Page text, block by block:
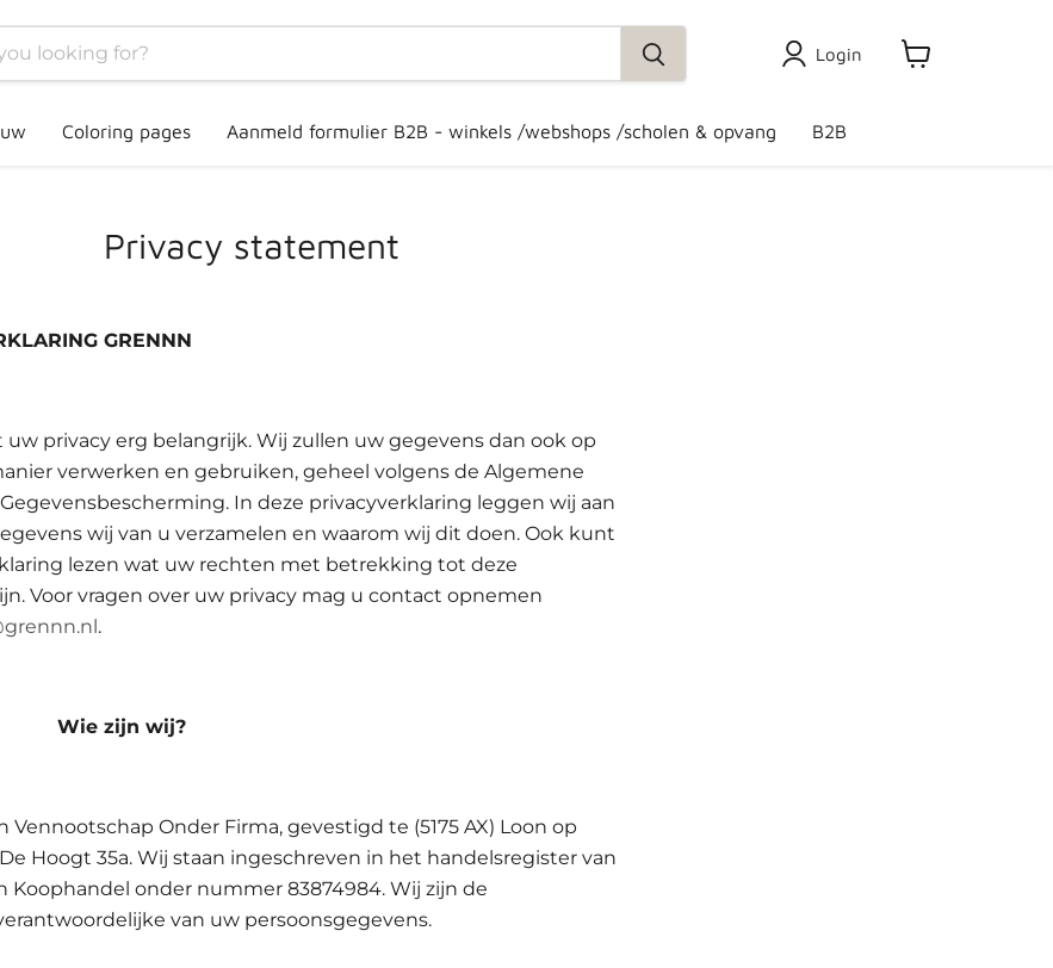
Login
Coloring pages Aanmeld formulier B2B - winkels /webshops /scholen & opvang B2B
Privacy statement
GRENNN
privacy erg belangrijk. Wij zullen uw gegevens dan ook op
verwerken en gebruiken, geheel volgens de Algemene
In deze privacyverklaring leggen wij aan
wij van u verzamelen en waarom wij dit doen. Ook kunt
lezen wat uw rechten met betrekking tot deze
Voor vragen over uw privacy mag u contact opnemen
.
zijn wij?
Vennootschap Onder Firma, gevestigd te (5175 AX) Loon op
Hoogt 35a. Wij staan ingeschreven in het handelsregister van
Koophandel onder nummer 83874984. Wij zijn de
van uw persoonsgegevens.